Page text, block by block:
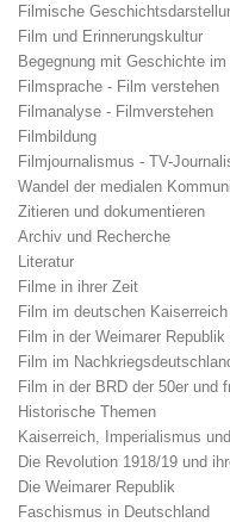
Filmische
Film und Erinnerungskultur
Begegnung mit Geschichte im
Filmsprache - Film verstehen
Filmanalyse - Filmverstehen
Filmbildung
Filmjournalismus - TV-
Wandel der medialen
Zitieren und dokumentieren
Archiv und Recherche
Literatur
Filme in ihrer Zeit
Film im deutschen
Film in der Weimarer
Film im
Film in der BRD der 50er und
Historische Themen
Kaiserreich, Imperialismus
Die Revolution 1918/19 und
Die Weimarer Republik
Faschismus in Deutschland